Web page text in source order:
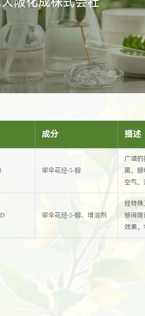
成分 描述
邻伞花烃-5-醇
广谱
菌、酵
空气、
邻伞花烃-5-醇、增溶剂
经特殊
够间隙
效果，